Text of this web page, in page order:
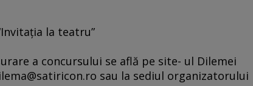
la teatru”
a concursului se află pe site- ul Dilemei
sau la sediul organizatorului